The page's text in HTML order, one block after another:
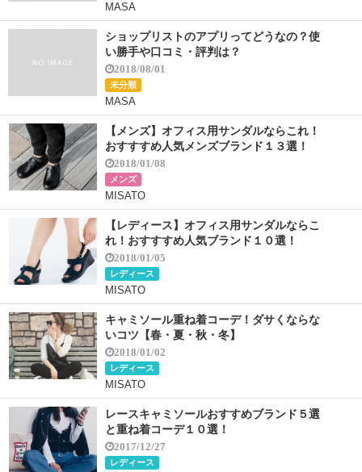
MASA
ショップリストのアプリってどうなの？使
い勝手や口コミ・評判は？
2018/08/01
未分類
MASA
【メンズ】オフィス用サンダルならこれ！
おすすすめ人気メンズブランド１３選！
2018/01/08
メンズ
MISATO
【レディース】オフィス用サンダルならこ
れ！おすすすめ人気ブランド１０選！
2018/01/05
レディース
MISATO
キャミソール重ね着コーデ！ダサくならな
いコツ【春・夏・秋・冬】
2018/01/02
レディース
MISATO
レースキャミソールおすすめブランド５選
と重ね着コーデ１０選！
2017/12/27
レディース